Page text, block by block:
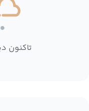
تاکنون